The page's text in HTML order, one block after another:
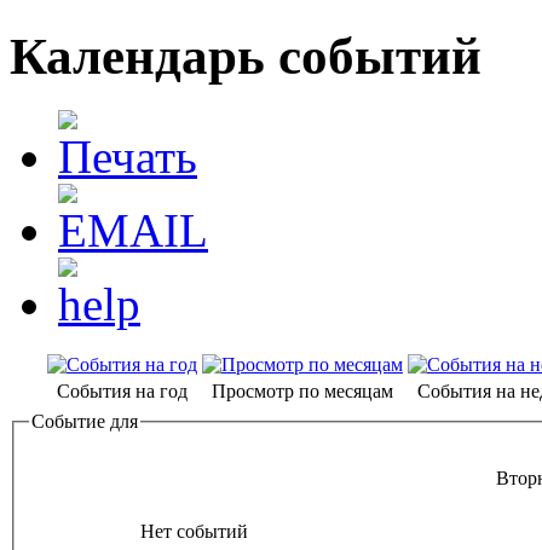
Календарь событий
События на год Просмотр по месяцам
События на
Событие для
Нет событий